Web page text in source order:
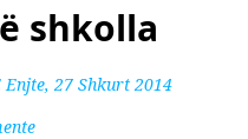
shkolla
Enjte, 27 Shkurt 2014